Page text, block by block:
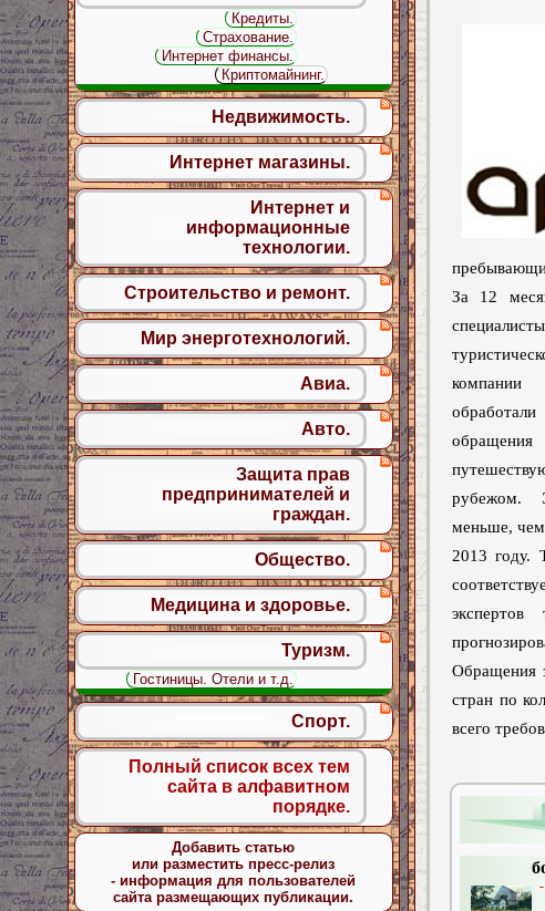
За 12
рубежом.
меньше,
2013 году.
Обращения
стран по
всего
Кредиты.
Страхование.
Интернет финансы.
Криптомайнинг.
Недвижимость.
Интернет магазины.
Интернет и
информационные
технологии.
Строительство и ремонт.
Мир энерготехнологий.
Авиа.
Авто.
Защита прав
предпринимателей и
граждан.
Общество.
Медицина и здоровье.
Туризм.
Гостиницы. Отели и т.д.
Спорт.
Полный список всех тем
сайта в алфавитном
порядке.
Добавить статью
или разместить пресс-релиз
- информация для пользователей
сайта размещающих публикации.